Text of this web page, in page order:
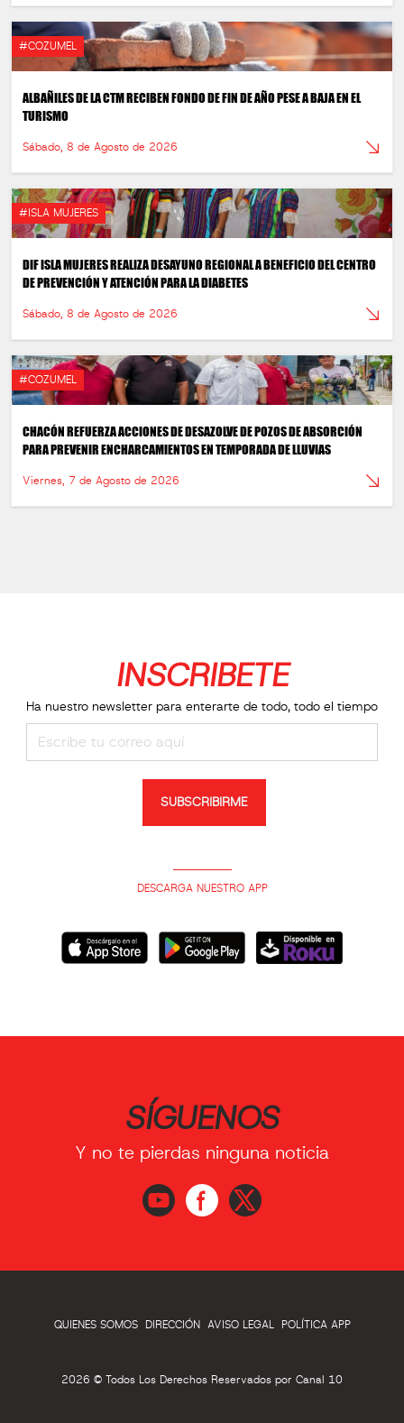
#COZUMEL
ALBAÑILES DE LA CTM RECIBEN FONDO DE FIN DE AÑO PESE A BAJA EN EL
TURISMO
Sábado, 8 de Agosto de 2026
#ISLA MUJERES
DIF ISLA MUJERES REALIZA DESAYUNO REGIONAL A BENEFICIO DEL CENTRO
DE PREVENCIÓN Y ATENCIÓN PARA LA DIABETES
Sábado, 8 de Agosto de 2026
#COZUMEL
CHACÓN REFUERZA ACCIONES DE DESAZOLVE DE POZOS DE ABSORCIÓN
PARA PREVENIR ENCHARCAMIENTOS EN TEMPORADA DE LLUVIAS
Viernes, 7 de Agosto de 2026
INSCRIBETE
Ha nuestro newsletter para enterarte de todo, todo el tiempo
SUBSCRIBIRME
DESCARGA NUESTRO APP
SÍGUENOS
Y no te pierdas ninguna noticia
QUIENES SOMOS DIRECCIÓN AVISO LEGAL POLÍTICA APP
2026 © Todos Los Derechos Reservados por Canal 10